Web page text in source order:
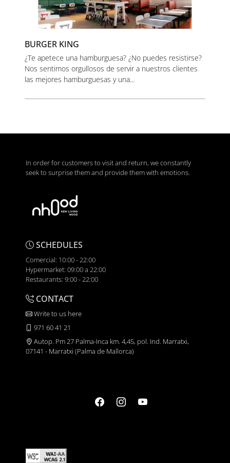
BURGER KING
¿Te apetece una hamburguesa? ¿No puedes resistirse?
Nos sentimos orgullosos de servir a nuestros clientes
las mejores hamburguesas y una...
In order for customers to visit and return, we constantly
seek to surprise them and provide them with emotions.
SCHEDULES
Comercial: 10:00 - 22:00
Hypermarket: 09:00 a 22:00
Restaurants: 9:00 - 22:00
CONTACT
Write to us here
971 60 41 21
Autop. Pm 27 Palma-Inca km. 4,45, pol. Ind. Marratxi,
07141 - Marratxi (Palma de Mallorca)